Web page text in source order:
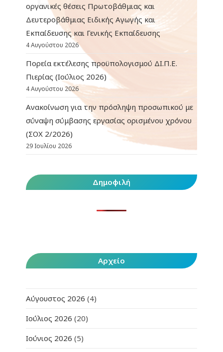
οργανικές θέσεις Πρωτοβάθμιας και
Δευτεροβάθμιας Ειδικής Αγωγής και
Εκπαίδευσης και Γενικής Εκπαίδευσης
4 Αυγούστου 2026
Πορεία εκτέλεσης προϋπολογισμού ΔΙ.Π.Ε.
Πιερίας (Ιούλιος 2026)
4 Αυγούστου 2026
Ανακοίνωση για την πρόσληψη προσωπικού με
σύναψη σύμβασης εργασίας ορισμένου χρόνου
(ΣΟΧ 2/2026)
29 Ιουλίου 2026
Δημοφιλή
Αρχείο
Αύγουστος 2026 (4)
Ιούλιος 2026 (20)
Ιούνιος 2026 (5)